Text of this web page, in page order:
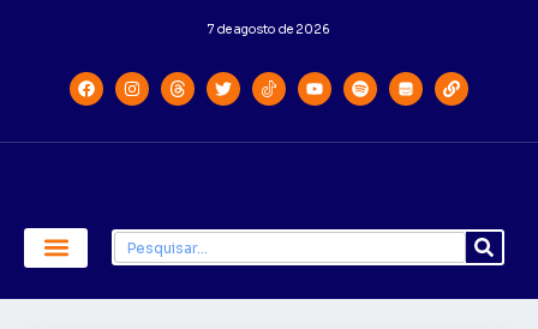
7 de agosto de 2026